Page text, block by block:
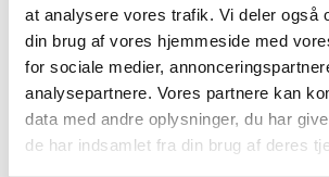
at analysere vores trafik. Vi deler også
din brug af vores hjemmeside med
for sociale medier,
analysepartnere. Vores partnere kan
data med andre oplysninger, du har
de har indsamlet fra din brug af deres
Download